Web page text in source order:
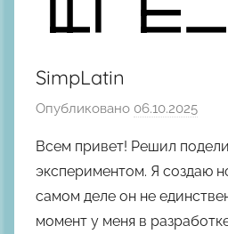
SimpLatin
Опубликовано 06.10.2025
т
о
р
о
Всем привет! Решил
экспериментом. Я создаю
самом деле он не
момент у меня в